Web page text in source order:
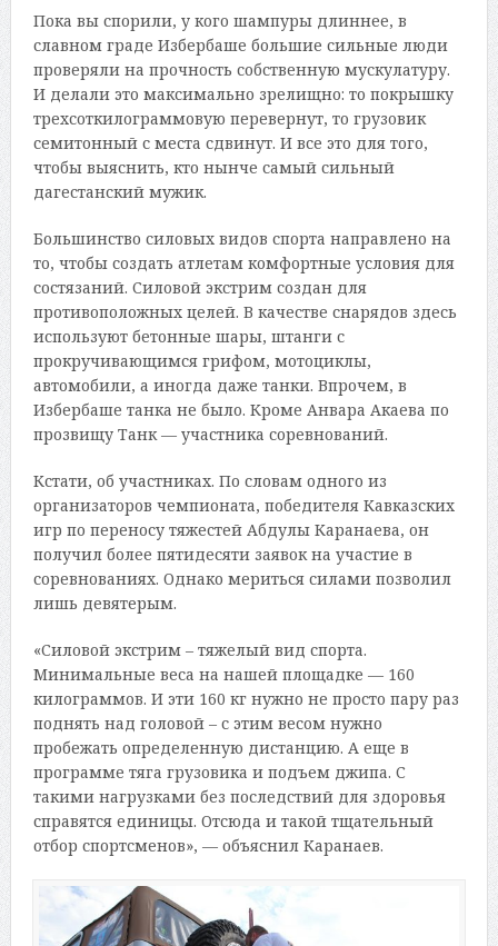
Пока вы спорили, у кого шампуры длиннее, в
славном граде Избербаше большие сильные люди
проверяли на прочность собственную мускулатуру.
И делали это максимально зрелищно: то покрышку
трехсоткилограммовую перевернут, то грузовик
семитонный с места сдвинут. И все это для того,
чтобы выяснить, кто нынче самый сильный
дагестанский мужик.
Большинство силовых видов спорта направлено на
то, чтобы создать атлетам комфортные условия для
состязаний. Силовой экстрим создан для
противоположных целей. В качестве снарядов здесь
используют бетонные шары, штанги с
прокручивающимся грифом, мотоциклы,
автомобили, а иногда даже танки. Впрочем, в
Избербаше танка не было. Кроме Анвара Акаева по
прозвищу Танк — участника соревнований.
Кстати, об участниках. По словам одного из
организаторов чемпионата, победителя Кавказских
игр по переносу тяжестей Абдулы Каранаева, он
получил более пятидесяти заявок на участие в
соревнованиях. Однако мериться силами позволил
лишь девятерым.
«Силовой экстрим – тяжелый вид спорта.
Минимальные веса на нашей площадке — 160
килограммов. И эти 160 кг нужно не просто пару раз
поднять над головой – с этим весом нужно
пробежать определенную дистанцию. А еще в
программе тяга грузовика и подъем джипа. С
такими нагрузками без последствий для здоровья
справятся единицы. Отсюда и такой тщательный
отбор спортсменов», — объяснил Каранаев.